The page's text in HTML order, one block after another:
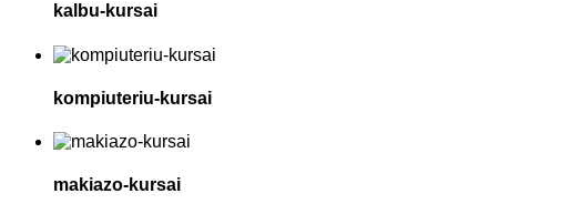
kalbu-kursai
kompiuteriu-kursai
makiazo-kursai